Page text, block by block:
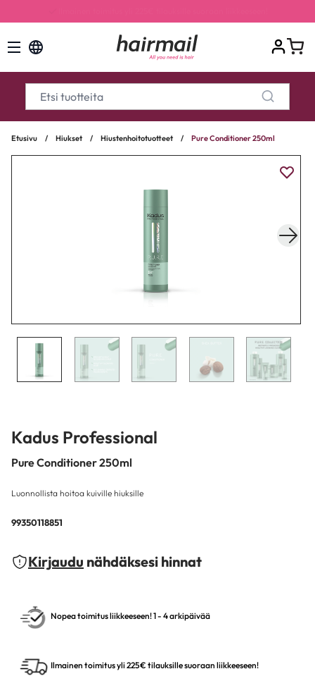
Etusivu / Hiukset / Hiustenhoitotuotteet / Pure Conditioner 250ml
Kadus Professional
Pure Conditioner 250ml
Luonnollista hoitoa kuiville hiuksille
99350118851
Kirjaudu nähdäksesi hinnat
Nopea toimitus liikkeeseen! 1 - 4 arkipäivää
Ilmainen toimitus yli 225€ tilauksille suoraan liikkeeseen!